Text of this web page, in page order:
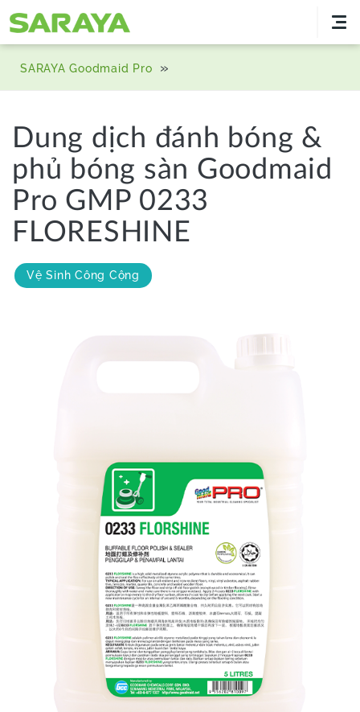
SARAYA Goodmaid Pro »
Dung dịch đánh bóng &
phủ bóng sàn Goodmaid
Pro GMP 0233
FLORESHINE
Vệ Sinh Công Cộng